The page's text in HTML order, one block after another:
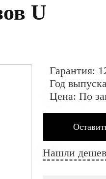
U
Гарантия:
Год
Цена: По
Нашли